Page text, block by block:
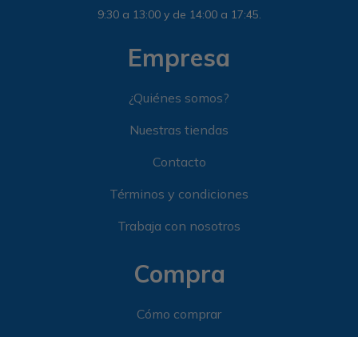
9:30 a 13:00 y de 14:00 a 17:45.
Empresa
¿Quiénes somos?
Nuestras tiendas
Contacto
Términos y condiciones
Trabaja con nosotros
Compra
Cómo comprar